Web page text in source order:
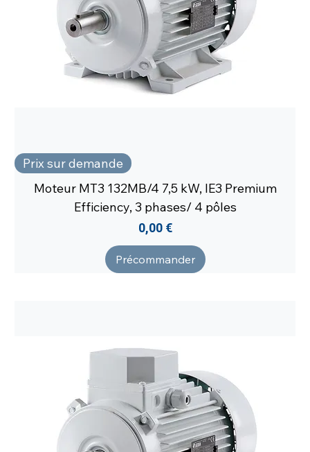
Prix sur demande
Moteur MT3 132MB/4 7,5 kW, IE3 Premium
Efficiency, 3 phases/ 4 pôles
Prix
0,00 €
Précommander